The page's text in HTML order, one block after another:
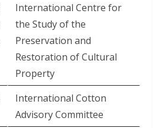
International Centre for
the Study of the
Preservation and
Restoration of Cultural
Property
International Cotton
Advisory Committee